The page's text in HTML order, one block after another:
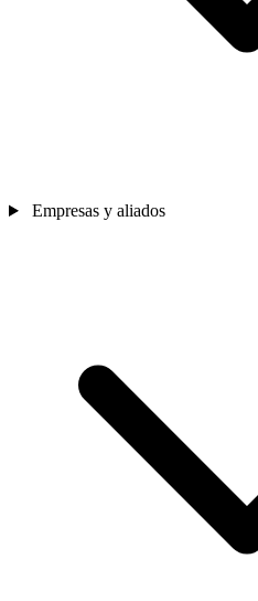
Empresas y aliados